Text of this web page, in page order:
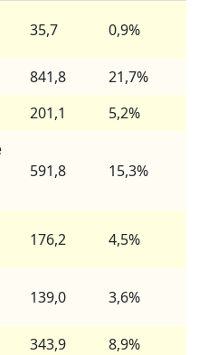
35,7 0,9%
841,8
21,7%
201,1
5,2%
591,8 15,3%
176,2 4,5%
139,0 3,6%
343,9
8,9%